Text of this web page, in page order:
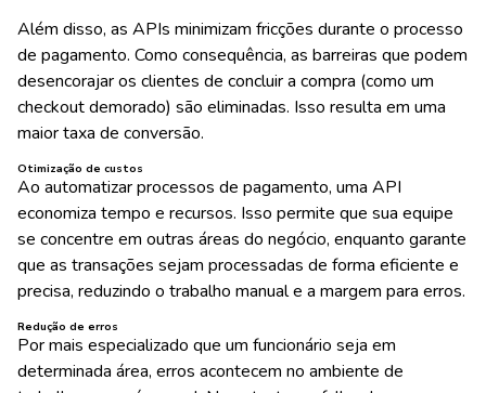
Além disso, as APIs minimizam fricções durante o processo
de pagamento. Como consequência, as barreiras que podem
desencorajar os clientes de concluir a compra (como um
checkout demorado) são eliminadas. Isso resulta em uma
maior taxa de conversão.
Otimização de custos
Ao automatizar processos de pagamento, uma API
economiza tempo e recursos. Isso permite que sua equipe
se concentre em outras áreas do negócio, enquanto garante
que as transações sejam processadas de forma eficiente e
precisa, reduzindo o trabalho manual e a margem para erros.
Redução de erros
Por mais especializado que um funcionário seja em
determinada área, erros acontecem no ambiente de